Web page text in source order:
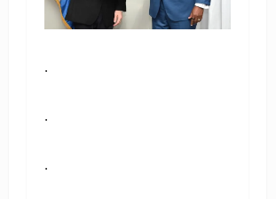
.
.
.